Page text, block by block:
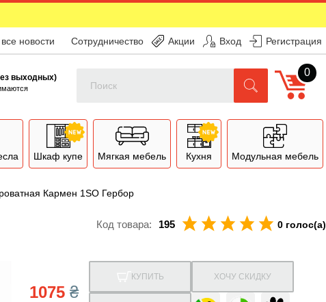
новости Сотрудничество Акции Вход Регистрация
выходных) 0
Шкаф купе Мягкая мебель Кухня Модульная мебель
Кармен 1SO Гербор
Код товара: 195 0 голос(а)
1075₴
КУПИТЬ ХОЧУ СКИДКУ